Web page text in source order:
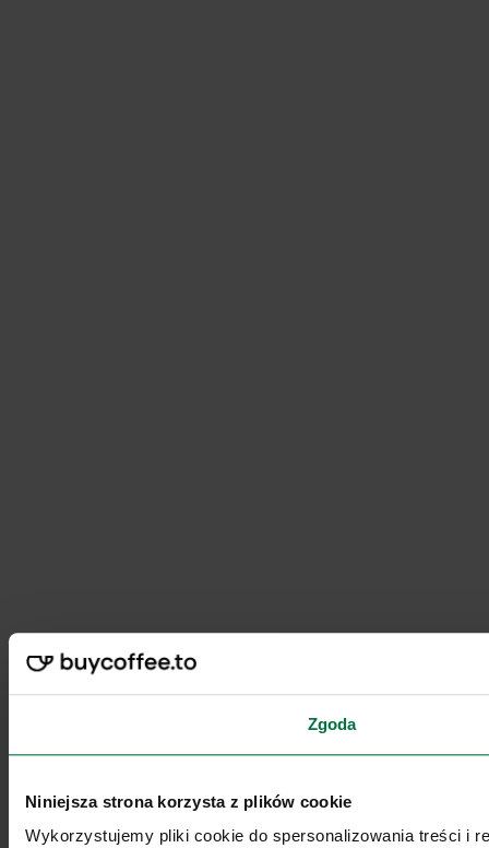
Zgoda
Niniejsza strona korzysta z plików cookie
Wykorzystujemy pliki cookie do spersonalizowania treści i